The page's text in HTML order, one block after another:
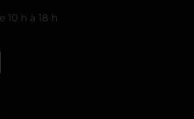
10 h à 18 h